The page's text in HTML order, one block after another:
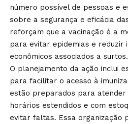
número possível de pessoas e
sobre a segurança e eficácia
reforçam que a vacinação é a
para evitar epidemias e reduzir
econômicos associados a surtos.
O planejamento da ação inclui
para facilitar o acesso à
estão preparados para atender
horários estendidos e com
evitar faltas. Essa organização